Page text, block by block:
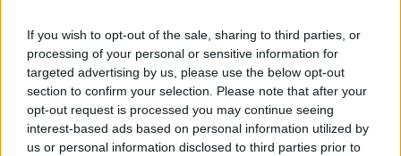
If you wish to opt-out of the sale, sharing to third parties, or
processing of your personal or sensitive information for
targeted advertising by us, please use the below opt-out
section to confirm your selection. Please note that after your
opt-out request is processed you may continue seeing
interest-based ads based on personal information utilized by
us or personal information disclosed to third parties prior to